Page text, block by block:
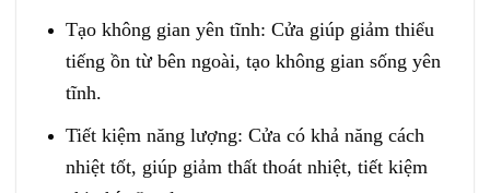
Tạo không gian yên tĩnh: Cửa giúp giảm thiểu
tiếng ồn từ bên ngoài, tạo không gian sống yên
tĩnh.
Tiết kiệm năng lượng: Cửa có khả năng cách
nhiệt tốt, giúp giảm thất thoát nhiệt, tiết kiệm